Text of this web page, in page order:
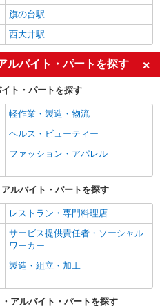
旗の台駅
西大井駅
ルバイト・パートを探す
ト・パートを探す
軽作業・製造・物流
ヘルス・ビューティー
ファッション・アパレル
ルバイト・パートを探す
レストラン・専門料理店
サービス提供責任者・ソーシャル
ワーカー
製造・組立・加工
アルバイト・パートを探す